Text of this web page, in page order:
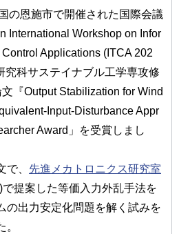
恩施市で開催された国際会議
International Workshop on Infor
Applications (ITCA 202
究科サステイナブル工学専攻修
『Output Stabilization for Wind
Input-Disturbance Appr
Award」を受賞しまし
、 先進メカトロニクス研究室
で提案した等価入力外乱手法を
の出力安定化問題を解く試みを